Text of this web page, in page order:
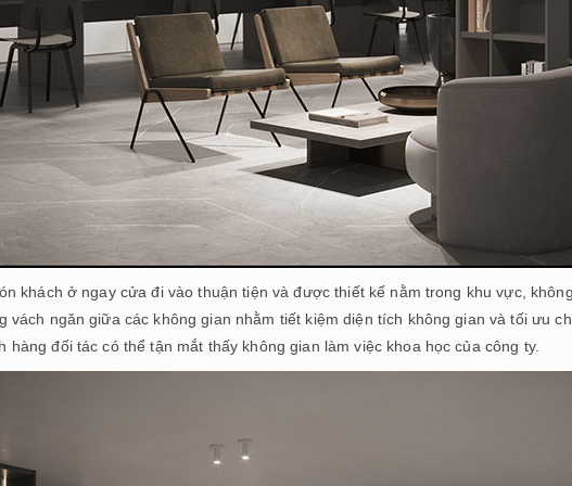
khách ở ngay cửa đi vào thuận tiện và được thiết kế nằm trong khu vực,
vách ngăn giữa các không gian nhằm tiết kiệm diện tích không gian và tối ưu
hàng đối tác có thể tận mắt thấy không gian làm việc khoa học của công ty.